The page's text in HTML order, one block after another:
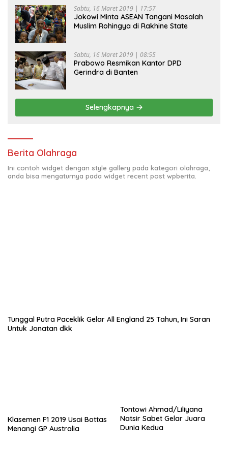
Sabtu, 16 Maret 2019 | 17:57
Jokowi Minta ASEAN Tangani Masalah
Muslim Rohingya di Rakhine State
Sabtu, 16 Maret 2019 | 08:55
Prabowo Resmikan Kantor DPD
Gerindra di Banten
Selengkapnya
Berita Olahraga
Ini contoh widget dengan style gallery pada kategori olahraga,
anda bisa mengaturnya pada widget recent post wpberita.
Tunggal Putra Paceklik Gelar All England 25 Tahun, Ini Saran
Untuk Jonatan dkk
Klasemen F1 2019 Usai Bottas
Menangi GP Australia
Tontowi Ahmad/Liliyana
Natsir Sabet Gelar Juara
Dunia Kedua